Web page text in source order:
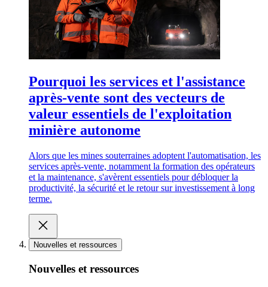
Pourquoi les services et l'assistance
après-vente sont des vecteurs de
valeur essentiels de l'exploitation
minière autonome
Alors que les mines souterraines adoptent l'automatisation, les
services après-vente, notamment la formation des opérateurs
et la maintenance, s'avèrent essentiels pour débloquer la
productivité, la sécurité et le retour sur investissement à long
terme.
Nouvelles et ressources
Nouvelles et ressources